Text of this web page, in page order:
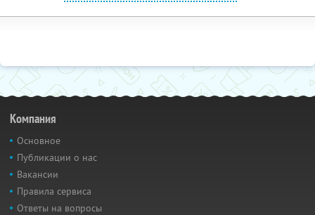
Компания
Основное
Публикации о нас
Вакансии
Правила сервиса
Ответы на вопросы